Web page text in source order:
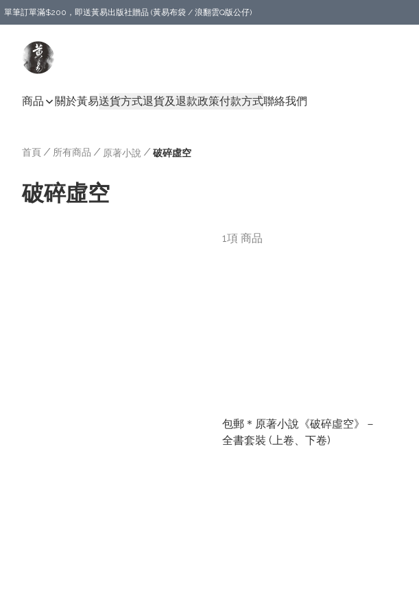
單筆訂單滿$200，即送黃易出版社贈品 (黃易布袋 / 浪翻雲Q版公仔)
商品 關於黃易送貨方式退貨及退款政策付款方式聯絡我們
首頁 / 所有商品 / 原著小說 / 破碎虛空
破碎虛空
1項 商品
包郵＊原著小說《破碎虛空》－
全書套裝 (上卷、下卷)